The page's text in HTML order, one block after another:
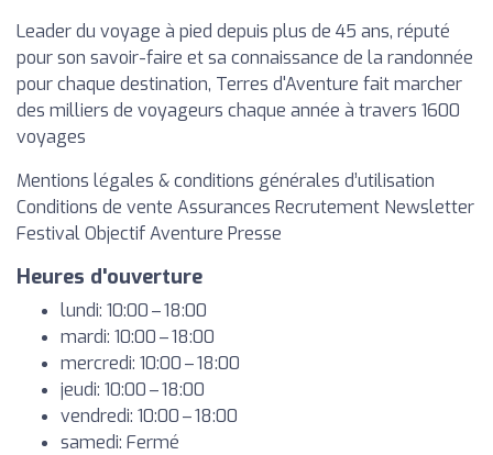
Leader du voyage à pied depuis plus de 45 ans, réputé
pour son savoir-faire et sa connaissance de la randonnée
pour chaque destination, Terres d'Aventure fait marcher
des milliers de voyageurs chaque année à travers 1600
voyages
Mentions légales & conditions générales d’utilisation
Conditions de vente Assurances Recrutement Newsletter
Festival Objectif Aventure Presse
Heures d'ouverture
lundi: 10:00 – 18:00
mardi: 10:00 – 18:00
mercredi: 10:00 – 18:00
jeudi: 10:00 – 18:00
vendredi: 10:00 – 18:00
samedi: Fermé